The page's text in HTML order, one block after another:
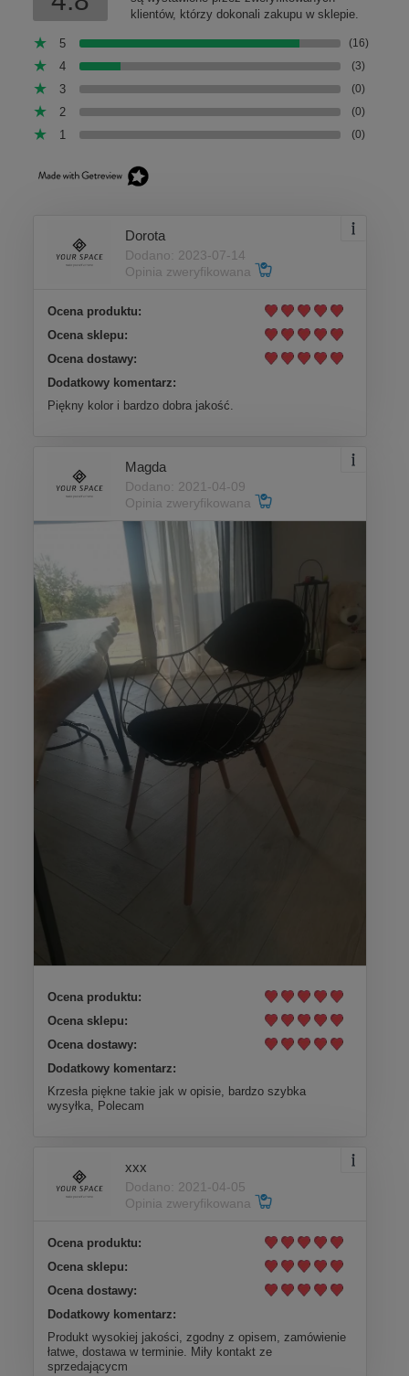
klientów, którzy dokonali zakupu w sklepie.
5 (16)
4 (3)
3 (0)
2 (0)
1 (0)
Dorota
Dodano: 2023-07-14
Opinia zweryfikowana
Ocena produktu:
Ocena sklepu:
Ocena dostawy:
Dodatkowy komentarz:
Piękny kolor i bardzo dobra jakość.
Magda
Dodano: 2021-04-09
Opinia zweryfikowana
Ocena produktu:
Ocena sklepu:
Ocena dostawy:
Dodatkowy komentarz:
Krzesła piękne takie jak w opisie, bardzo szybka
wysyłka, Polecam
xxx
Dodano: 2021-04-05
Opinia zweryfikowana
Ocena produktu:
Ocena sklepu:
Ocena dostawy:
Dodatkowy komentarz:
Produkt wysokiej jakości, zgodny z opisem, zamówienie
łatwe, dostawa w terminie. Miły kontakt ze
sprzedającycm